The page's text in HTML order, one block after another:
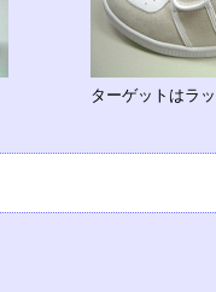
ターゲットはラ